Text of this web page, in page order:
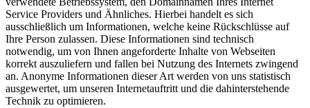
Service Providers und Ähnliches. Hierbei handelt es sich
ausschließlich um Informationen, welche keine Rückschlüsse auf
Ihre Person zulassen. Diese Informationen sind technisch
notwendig, um von Ihnen angeforderte Inhalte von Webseiten
korrekt auszuliefern und fallen bei Nutzung des Internets zwingend
an. Anonyme Informationen dieser Art werden von uns statistisch
ausgewertet, um unseren Internetauftritt und die dahinterstehende
Technik zu optimieren.